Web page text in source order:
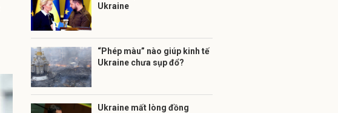
Ukraine
“Phép màu” nào giúp kinh tế
Ukraine chưa sụp đổ?
Ukraine mất lòng đồng